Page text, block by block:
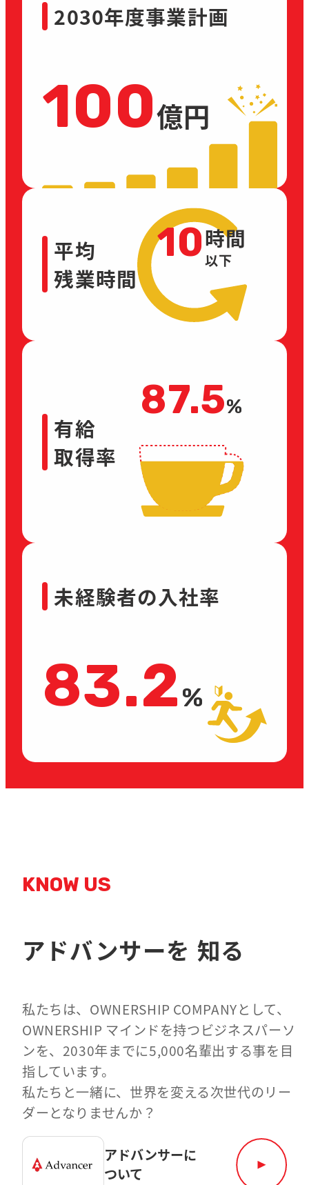
2030年度事業計画
100億円
平均
残業時間
10時間
以下
有給
取得率
87.5%
未経験者の入社率
83.2%
KNOW US
アドバンサーを 知る
私たちは、OWNERSHIP COMPANYとして、
OWNERSHIP マインドを持つビジネスパーソ
ンを、2030年までに5,000名輩出する事を目
指しています。
私たちと一緒に、世界を変える次世代のリー
ダーとなりませんか？
アドバンサーに
ついて